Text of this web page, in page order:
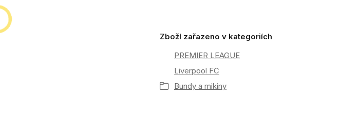
Zboží zařazeno v kategoriích
PREMIER LEAGUE
Liverpool FC
Bundy a mikiny